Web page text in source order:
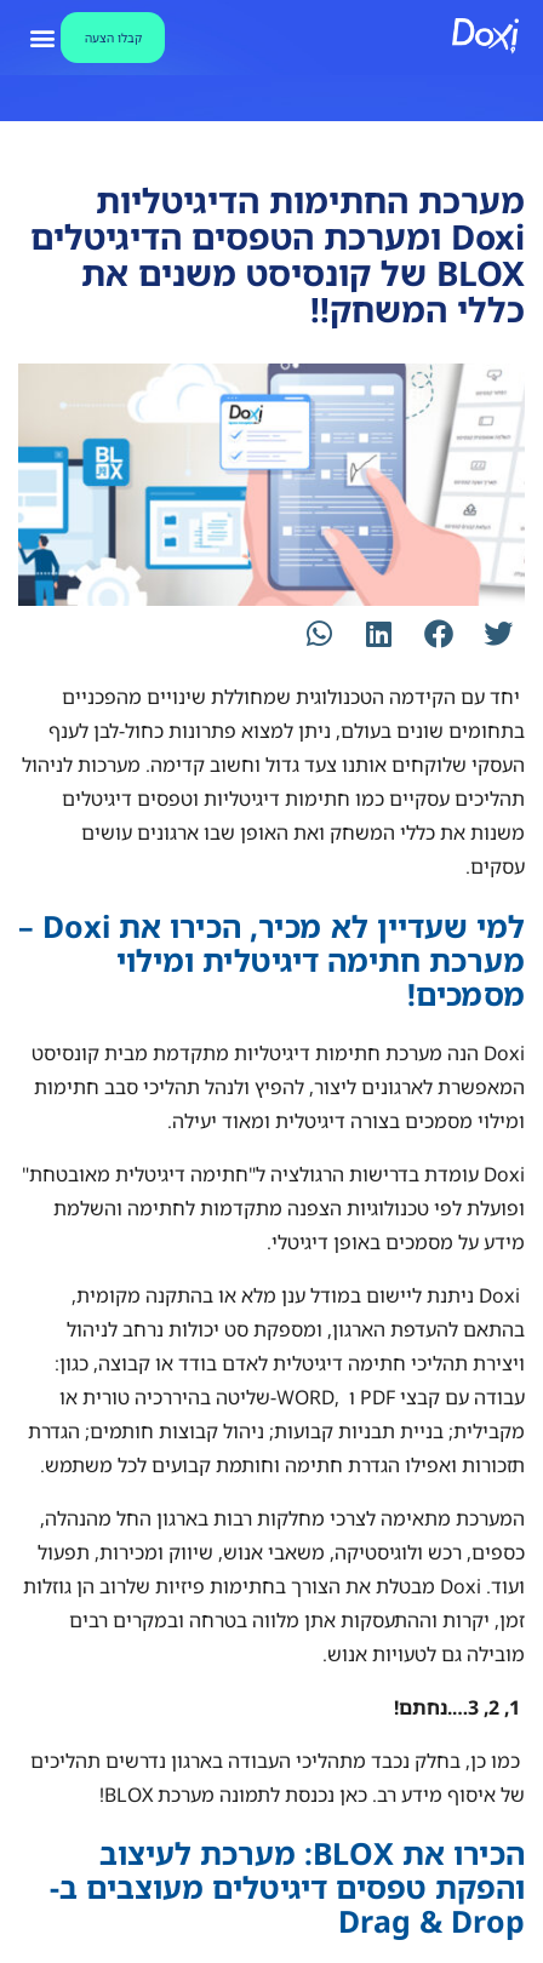
קבלו הצעה
מערכת החתימות הדיגיטליות
Doxi ומערכת הטפסים הדיגיטלים
BLOX של קונסיסט משנים את
כללי המשחק!!
יחד עם הקידמה הטכנולוגית שמחוללת שינויים מהפכניים
בתחומים שונים בעולם, ניתן למצוא פתרונות כחול-לבן לענף
העסקי שלוקחים אותנו צעד גדול וחשוב קדימה. מערכות לניהול
תהליכים עסקיים כמו חתימות דיגיטליות וטפסים דיגיטלים
משנות את כללי המשחק ואת האופן שבו ארגונים עושים
עסקים.
למי שעדיין לא מכיר, הכירו את Doxi –
מערכת חתימה דיגיטלית ומילוי
מסמכים!
Doxi הנה מערכת חתימות דיגיטליות מתקדמת מבית קונסיסט
המאפשרת לארגונים ליצור, להפיץ ולנהל תהליכי סבב חתימות
ומילוי מסמכים בצורה דיגיטלית ומאוד יעילה.
Doxi עומדת בדרישות הרגולציה ל"חתימה דיגיטלית מאובטחת"
ופועלת לפי טכנולוגיות הצפנה מתקדמות לחתימה והשלמת
מידע על מסמכים באופן דיגיטלי.
Doxi ניתנת ליישום במודל ענן מלא או בהתקנה מקומית,
בהתאם להעדפת הארגון, ומספקת סט יכולות נרחב לניהול
ויצירת תהליכי חתימה דיגיטלית לאדם בודד או קבוצה, כגון:
עבודה עם קבצי PDF ו ,WORD-שליטה בהיררכיה טורית או
מקבילית; בניית תבניות קבועות; ניהול קבוצות חותמים; הגדרת
תזכורות ואפילו הגדרת חתימה וחותמת קבועים לכל משתמש.
המערכת מתאימה לצרכי מחלקות רבות בארגון החל מהנהלה,
כספים, רכש ולוגיסטיקה, משאבי אנוש, שיווק ומכירות, תפעול
ועוד. Doxi מבטלת את הצורך בחתימות פיזיות שלרוב הן גוזלות
זמן, יקרות וההתעסקות אתן מלווה בטרחה ובמקרים רבים
מובילה גם לטעויות אנוש.
כמו כן, בחלק נכבד מתהליכי העבודה בארגון נדרשים תהליכים
של איסוף מידע רב. כאן נכנסת לתמונה מערכת BLOX!
הכירו את BLOX: מערכת לעיצוב
והפקת טפסים דיגיטלים מעוצבים ב-
Drag & Drop